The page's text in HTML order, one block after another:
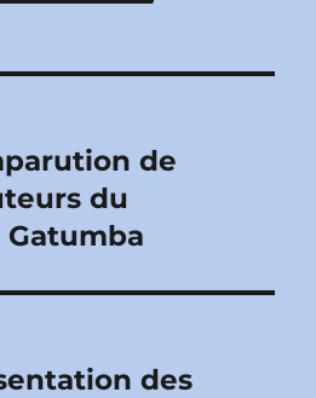
de
du
Gatumba
des